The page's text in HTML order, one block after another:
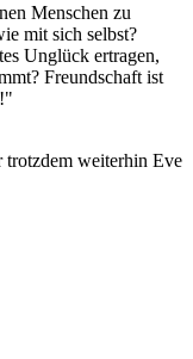
Menschen zu
mit sich selbst?
Unglück ertragen,
Freundschaft ist
trotzdem weiterhin Eve